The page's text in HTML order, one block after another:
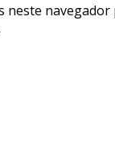
neste